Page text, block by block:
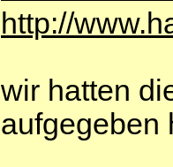
http://
wir hatten
aufgegeben